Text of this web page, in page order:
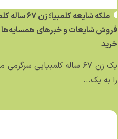
ملکه شایعه
فروش شایعات و خبر‌های همسایه‌ها
خرید
یک زن ۶۷ ساله کلمبیایی
را به یک...